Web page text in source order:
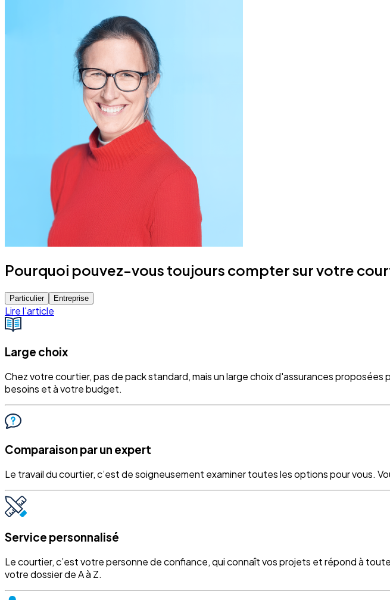
Pourquoi pouvez-vous toujours compter sur votre
Particulier Entreprise
Lire l'article
Large choix
Chez votre courtier, pas de pack standard, mais un large choix d'assurances proposées
besoins et à votre budget.
Comparaison par un expert
Le travail du courtier, c’est de soigneusement examiner toutes les options pour vous.
Service personnalisé
Le courtier, c’est votre personne de confiance, qui connaît vos projets et répond à
votre dossier de A à Z.